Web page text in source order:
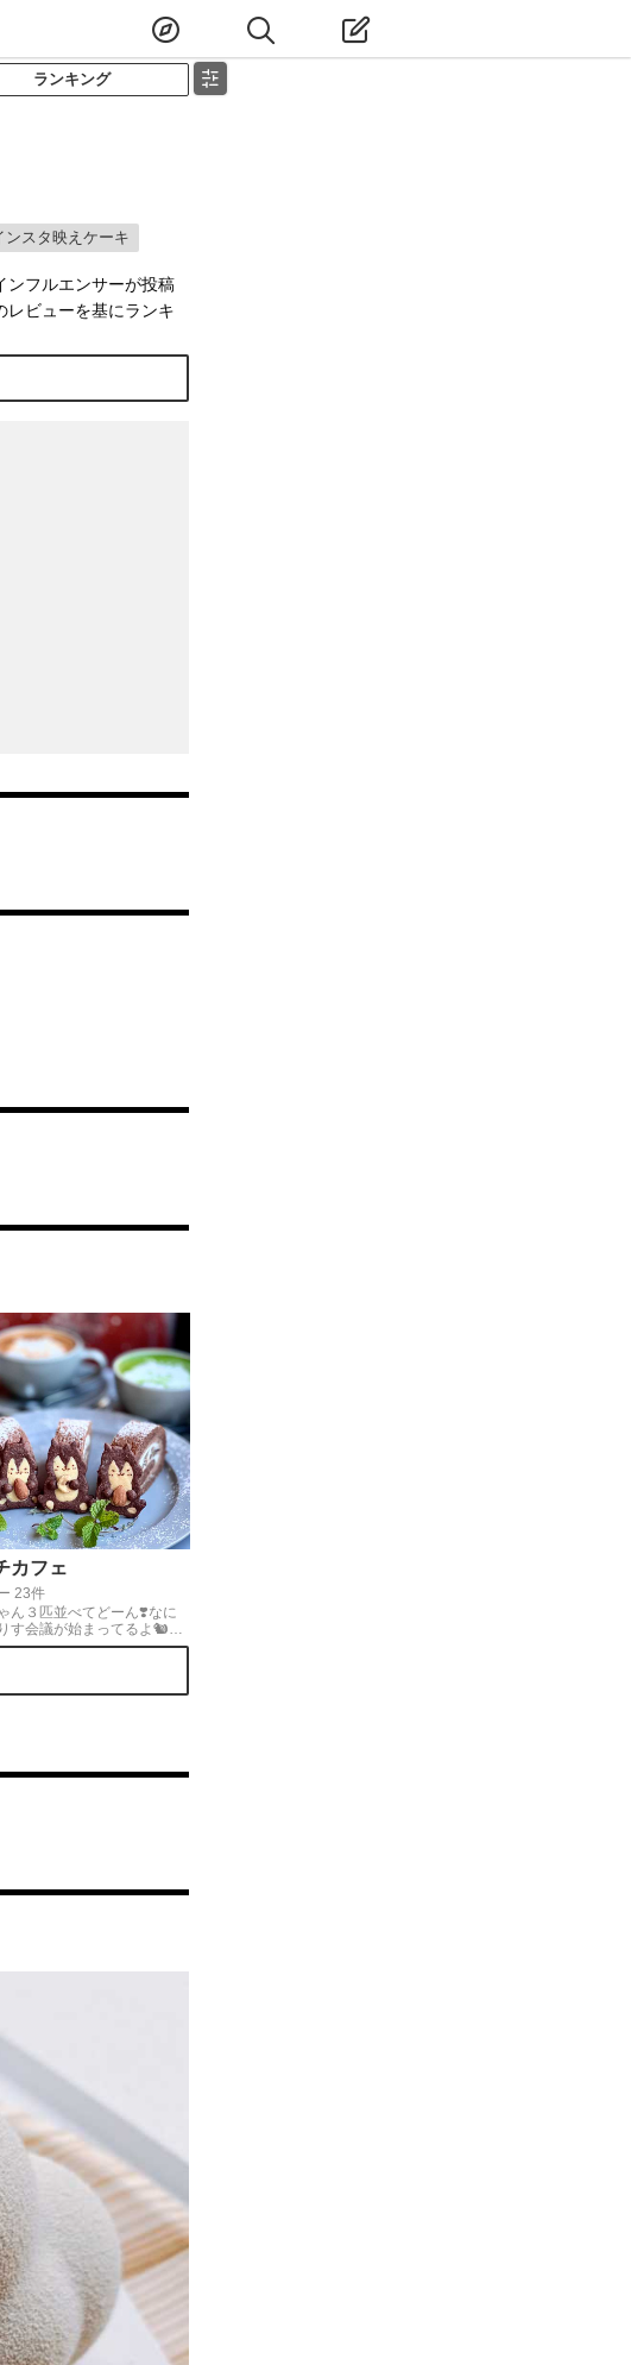
ランキング
ンスタ映えケーキ
ンフルエンサーが投稿
レビューを基にランキ
カフェ
23件
ん３匹並べてどーん❣️なに
す会議が始まってるよ🐿し
ールケーキになってるよ🐿
栗がたっぷり！2層クリーム